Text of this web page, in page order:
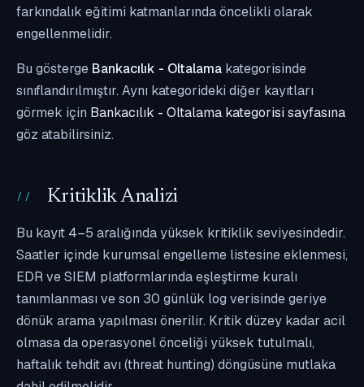
farkındalık eğitimi katmanlarında öncelikli olarak
engellenmelidir.
Bu gösterge Bankacılık - Oltalama kategorisinde
sınıflandırılmıştır. Aynı kategorideki diğer kayıtları
görmek için Bankacılık - Oltalama kategorisi sayfasına
göz atabilirsiniz.
Kritiklik Analizi
Bu kayıt 4–5 aralığında yüksek kritiklik seviyesindedir.
Saatler içinde kurumsal engelleme listesine eklenmesi,
EDR ve SIEM platformlarında eşleştirme kuralı
tanımlanması ve son 30 günlük log verisinde geriye
dönük arama yapılması önerilir. Kritik düzey kadar acil
olmasa da operasyonel önceliği yüksek tutulmalı,
haftalık tehdit avı (threat hunting) döngüsüne mutlaka